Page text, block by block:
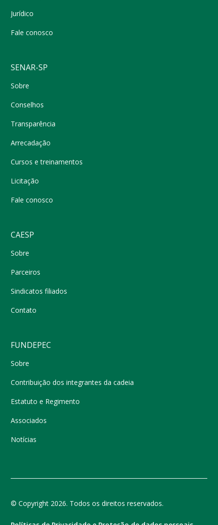
Jurídico
Fale conosco
SENAR-SP
Sobre
Conselhos
Transparência
Arrecadação
Cursos e treinamentos
Licitação
Fale conosco
CAESP
Sobre
Parceiros
Sindicatos filiados
Contato
FUNDEPEC
Sobre
Contribuição dos integrantes da cadeia
Estatuto e Regimento
Associados
Notícias
© Copyright 2026. Todos os direitos reservados.